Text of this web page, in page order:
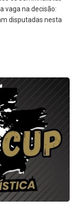
os semifinalistas
vaga na decisão:
disputadas nesta